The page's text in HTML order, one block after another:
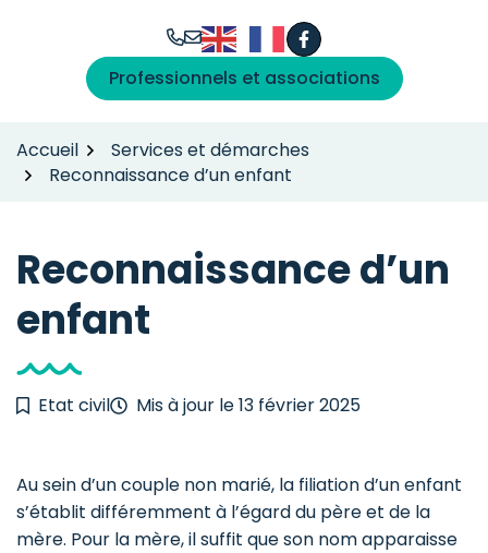
Facebook
(ouverture dans un
Professionnels et associations
Accueil
Services et démarches
Reconnaissance d’un enfant
Reconnaissance d’un
enfant
Etat civil Mis à jour le13 février 2025
Au sein d’un couple non marié, la filiation d’un enfant
s’établit différemment à l’égard du père et de la
mère. Pour la mère, il suffit que son nom apparaisse